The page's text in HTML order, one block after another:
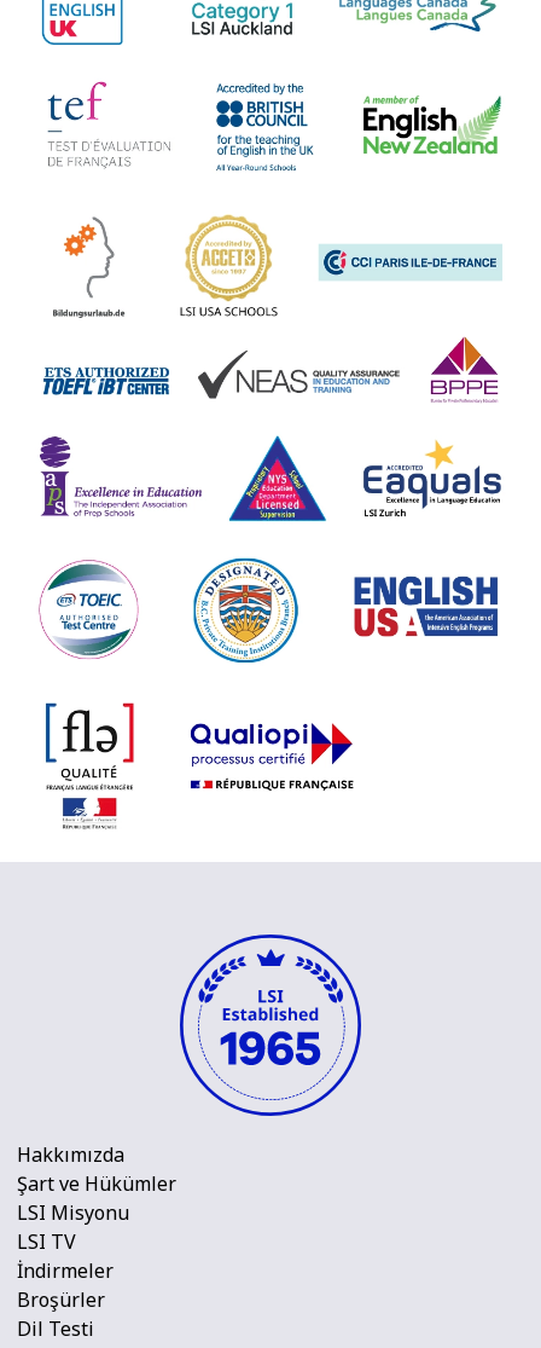
Hakkımızda
Şart ve Hükümler
LSI Misyonu
LSI TV
İndirmeler
Broşürler
Dil Testi